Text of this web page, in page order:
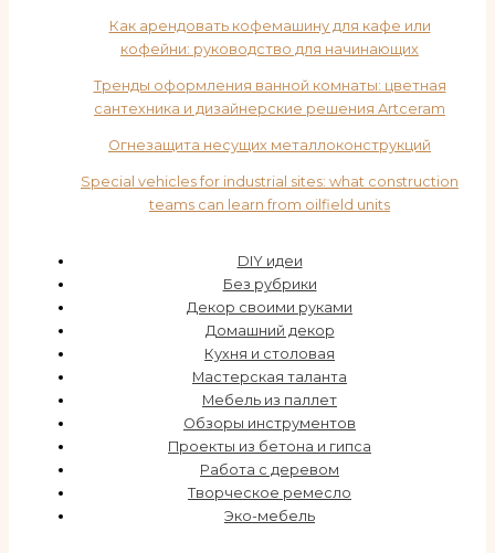
Как арендовать кофемашину для кафе или
кофейни: руководство для начинающих
Тренды оформления ванной комнаты: цветная
сантехника и дизайнерские решения Artceram
Огнезащита несущих металлоконструкций
Special vehicles for industrial sites: what construction
teams can learn from oilfield units
DIY идеи
Без рубрики
Декор своими руками
Домашний декор
Кухня и столовая
Мастерская таланта
Мебель из паллет
Обзоры инструментов
Проекты из бетона и гипса
Работа с деревом
Творческое ремесло
Эко-мебель